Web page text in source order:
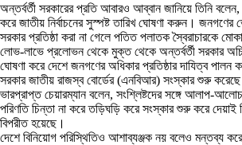
অন্তর্বর্তী সরকারের প্রতি আবারও আব্বান জানিয়ে তিনি
করে জাতীয় নির্বাচনের সুস্পষ্ট তারিখ ঘোষণা করুন।
সরকার প্রতিষ্ঠা করা না গেলে পতিত পলাতক স্বৈরাচারকে
লোভ-লাভে প্রলোভন থেকে মুক্ত থেকে অন্তর্বর্তী সরকার
ঘোষণা করে দেশে জনগণের অধিকার প্রতিষ্ঠার দাযিত্ব পালন
সরকার জাতীয় রাজস্ব বোর্ডের (এনবিআর) সংস্কার শুরু
ভারপ্রাপ্ত চেয়ারম্যান বলেন, সংশ্লিষ্টদের সঙ্গে আলাপ-
পরিণতি চিন্তা না করে তড়িঘড়ি করে সংস্কার শুরু করে দেয়াই
বিপরীত হয়েছে।
দেশে বিনিয়োগ পরিস্থিতিও আশাব্যঞ্জক নয় বলেও মন্তব্য